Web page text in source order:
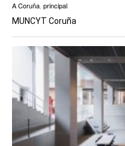
A Coruña, principal
MUNCYT Coruña